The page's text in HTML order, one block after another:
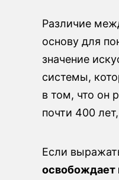
Различие
основу для
значение
системы,
в том, что он
почти 400
Если
освобождает